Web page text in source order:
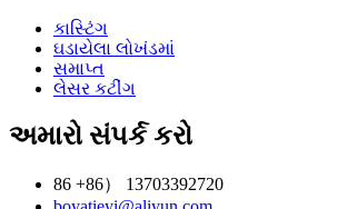
કાસ્ટિંગ
ઘડાયેલા લોખંડમાં
સમાપ્ત
લેસર કટીંગ
અમારો સંપર્ક કરો
86 +86） 13703392720